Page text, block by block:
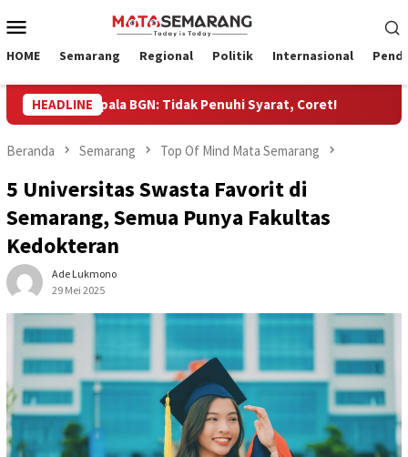
ke
Mobile
HOME Semarang Regional Politik Internasional
HEADLINE
Kepala BGN: Tidak Penuhi Syarat, Coret! Penyaluran
Beranda Semarang Top Of Mind Mata Semarang
5 Universitas Swasta Favorit di
Semarang, Semua Punya Fakultas
Kedokteran
Ade Lukmono
29 Mei 2025